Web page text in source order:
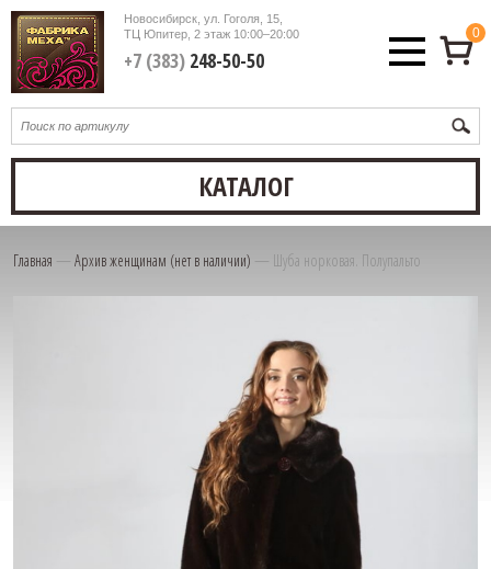
Новосибирск, ул. Гоголя, 15,
ТЦ Юпитер, 2 этаж10:00–20:00
+7 (383)248-50-50
0
КАТАЛОГ
Главная — Архив женщинам (нет в наличии) — Шуба норковая. Полупальто